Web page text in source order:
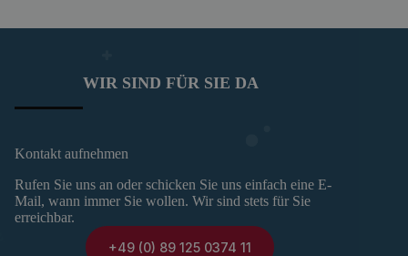
WIR SIND FÜR SIE DA
Kontakt aufnehmen
Rufen Sie uns an oder schicken Sie uns einfach eine E-
Mail, wann immer Sie wollen. Wir sind stets für Sie
erreichbar.
+49 (0) 89 125 0374 11